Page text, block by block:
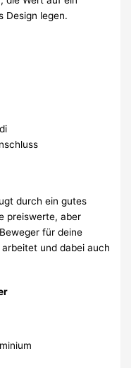
Design legen.
durch ein gutes
preiswerte, aber
für deine
und dabei auch